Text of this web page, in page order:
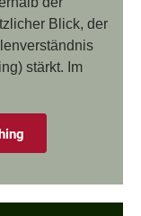
Blick, der
stärkt. Im